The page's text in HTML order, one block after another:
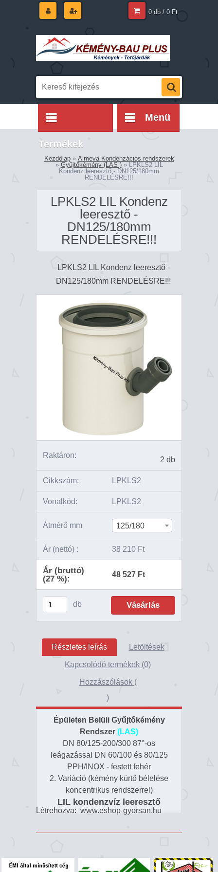
0 db / 0 Ft
Termékek
Menü
Kezdőlap » Almeva Kondenzációs rendszerek
» Gyűjtőkémény (LAS ) » LPKLS2 LIL
Kondenz leeresztő - DN125/180mm
RENDELÉSRE!!!
LPKLS2 LIL Kondenz
leeresztő -
DN125/180mm
RENDELÉSRE!!!
LPKLS2 LIL Kondenz leeresztő -
DN125/180mm RENDELÉSRE!!!
Raktáron:
2 db
Cikkszám: LPKLS2
Vonalkód: LPKLS2
Átmérő mm 125/180
Ár (nettó) : 38 210 Ft
Ár (bruttó)
(27 %):
48 527 Ft
db
Részletes leírás Letöltések
Kapcsolódó termékek (0)
Hozzászólások (
)
Épületen Belüli Gyűjtőkémény
Rendszer (LAS)
DN 80/125-200/300 87°-os
leágazással DN 60/100 és 80/125
PPH/INOX - festett fehér
2. Variáció (kémény kürtő bélelése
koncentrikus rendszerrel)
LIL kondenzvíz leeresztő
Létrehozva: www.eshop-gyorsan.hu